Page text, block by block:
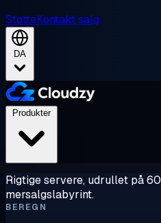
StøtteKontakt salg
DA
Produkter
Rigtige servere, udrullet på
mersalgslabyrint.
BEREGN